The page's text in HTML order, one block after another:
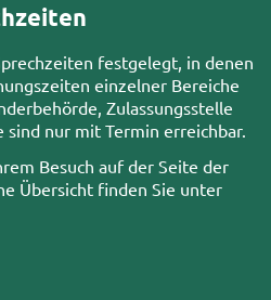
festgelegt, in denen
einzelner Bereiche
Zulassungsstelle
sind nur mit Termin erreichbar.
Besuch auf der Seite der
Übersicht finden Sie unter